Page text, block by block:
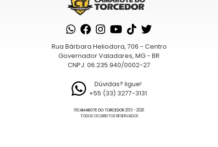
Rua Bárbara Heliodora, 706 - Centro
Governador Valadares, MG - BR
CNPJ: 06.235.940/0002-27
Dúvidas? ligue!
+55 (33) 3277-3131
©CAMAROTE DO TORCEDOR2013 - 2026
TODOS OS DIREITOS RESERVADOS